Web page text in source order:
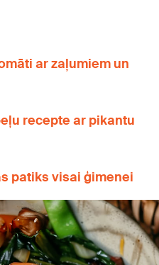
ar zaļumiem un
recepte ar pikantu
patiks visai ģimenei